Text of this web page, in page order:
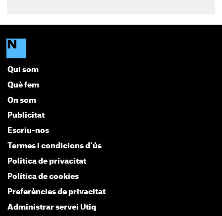
Qui som
Què fem
On som
Publicitat
Escriu-nos
Termes i condicions d'ús
Política de privacitat
Política de cookies
Preferències de privacitat
Administrar servei Utiq